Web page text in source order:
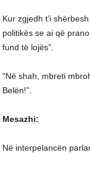
Kur zgjedh t’i
politikës se ai që
fund të lojës”.
“Në shah, mbreti
Belën!”.
Mesazhi:
Në interpelancën